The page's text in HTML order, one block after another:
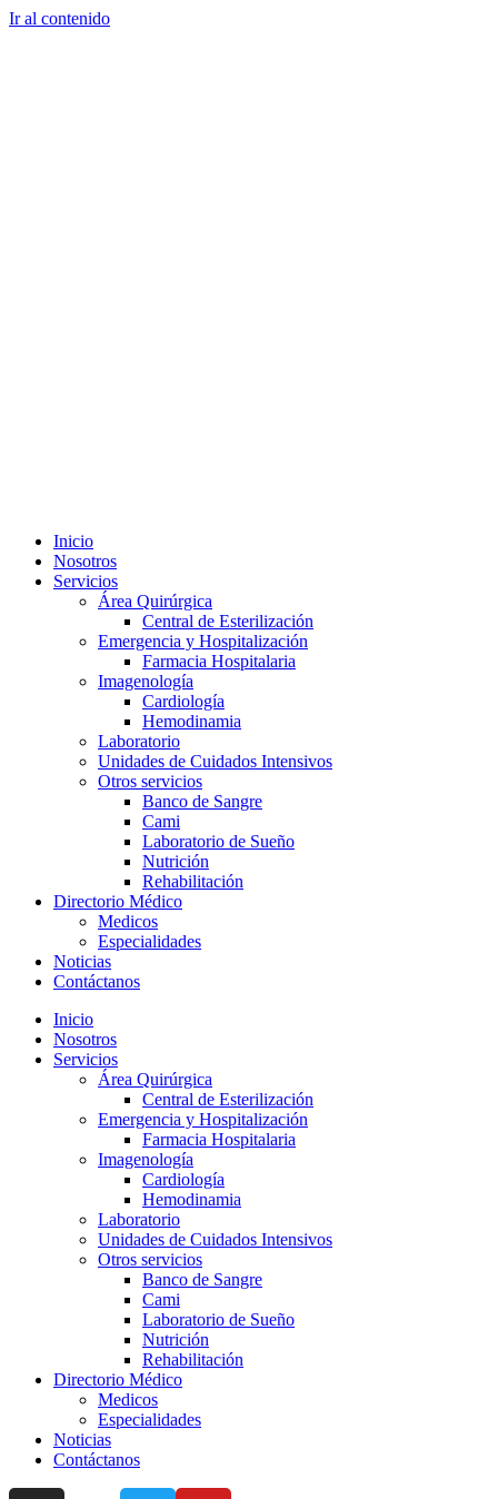
Ir al contenido
Inicio
Nosotros
Servicios
Área Quirúrgica
Central de Esterilización
Emergencia y Hospitalización
Farmacia Hospitalaria
Imagenología
Cardiología
Hemodinamia
Laboratorio
Unidades de Cuidados Intensivos
Otros servicios
Banco de Sangre
Cami
Laboratorio de Sueño
Nutrición
Rehabilitación
Directorio Médico
Medicos
Especialidades
Noticias
Contáctanos
Inicio
Nosotros
Servicios
Área Quirúrgica
Central de Esterilización
Emergencia y Hospitalización
Farmacia Hospitalaria
Imagenología
Cardiología
Hemodinamia
Laboratorio
Unidades de Cuidados Intensivos
Otros servicios
Banco de Sangre
Cami
Laboratorio de Sueño
Nutrición
Rehabilitación
Directorio Médico
Medicos
Especialidades
Noticias
Contáctanos